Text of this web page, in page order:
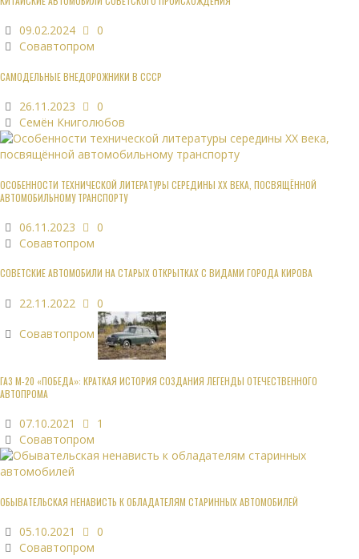
09.02.2024
0
Совавтопром
САМОДЕЛЬНЫЕ ВНЕДОРОЖНИКИ В СССР
26.11.2023
0
Семён Книголюбов
ОСОБЕННОСТИ ТЕХНИЧЕСКОЙ ЛИТЕРАТУРЫ СЕРЕДИНЫ XX ВЕКА, ПОСВЯЩЁННОЙ
АВТОМОБИЛЬНОМУ ТРАНСПОРТУ
06.11.2023
0
Совавтопром
СОВЕТСКИЕ АВТОМОБИЛИ НА СТАРЫХ ОТКРЫТКАХ С ВИДАМИ ГОРОДА КИРОВА
22.11.2022 0
Совавтопром
ГАЗ М-20 «ПОБЕДА»: КРАТКАЯ ИСТОРИЯ СОЗДАНИЯ ЛЕГЕНДЫ ОТЕЧЕСТВЕННОГО
АВТОПРОМА
07.10.2021
1
Совавтопром
ОБЫВАТЕЛЬСКАЯ НЕНАВИСТЬ К ОБЛАДАТЕЛЯМ СТАРИННЫХ АВТОМОБИЛЕЙ
05.10.2021
0
Совавтопром